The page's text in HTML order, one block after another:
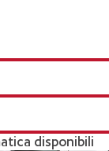
disponibili